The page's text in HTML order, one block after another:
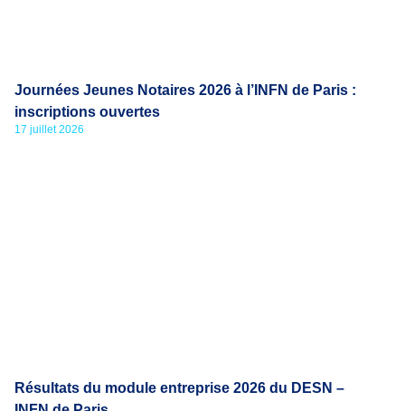
Journées Jeunes Notaires 2026 à l’INFN de Paris :
inscriptions ouvertes
17 juillet 2026
Résultats du module entreprise 2026 du DESN –